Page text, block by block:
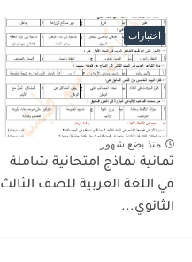
اختبارات
منذ بضع شهور
ثمانية نماذج امتحانية شاملة
في اللغة العربية للصف الثالث
الثانوي...